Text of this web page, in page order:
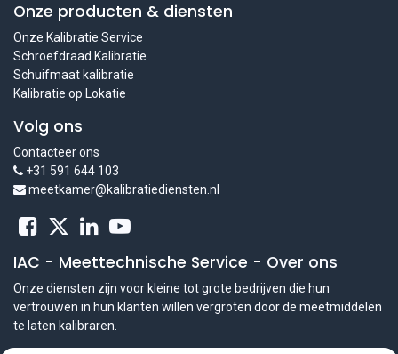
Onze producten & diensten
Onze Kalibratie Service
Schroefdraad Kalibratie
Schuifmaat kalibratie
Kalibratie op Lokatie
Volg ons
Contacteer ons
+31 591 644 103
meetkamer@kalibratiediensten.nl
IAC - Meettechnische Service - Over ons
Onze diensten zijn voor kleine tot grote bedrijven die hun
vertrouwen in hun klanten willen vergroten door de meetmiddelen
te laten kalibraren.